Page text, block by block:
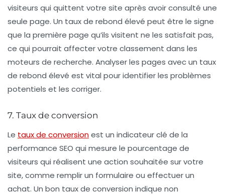
visiteurs qui quittent votre site après avoir consulté une
seule page. Un taux de rebond élevé peut être le signe
que la première page qu’ils visitent ne les satisfait pas,
ce qui pourrait affecter votre classement dans les
moteurs de recherche. Analyser les pages avec un taux
de rebond élevé est vital pour identifier les problèmes
potentiels et les corriger.
7. Taux de conversion
Le taux de conversionest un indicateur clé de la
performance SEO qui mesure le pourcentage de
visiteurs qui réalisent une action souhaitée sur votre
site, comme remplir un formulaire ou effectuer un
achat. Un bon taux de conversion indique non